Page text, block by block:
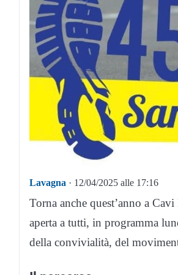
Lavagna · 12/04/2025 alle 17:16
Torna anche quest’anno a
aperta a tutti, in programma
della convivialità, del